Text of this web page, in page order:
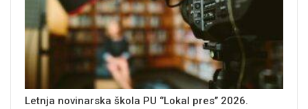
Letnja novinarska škola PU ‘’Lokal pres’’ 2026.